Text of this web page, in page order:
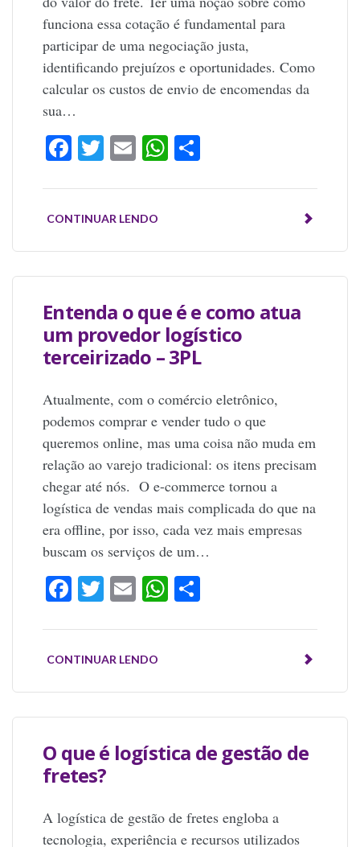
funciona essa cotação é fundamental para
participar de uma negociação justa,
identificando prejuízos e oportunidades. Como
calcular os custos de envio de encomendas da
sua…
Facebook
Twitter
EmailWhatsApp
CONTINUAR LENDO
Entenda o que é e como atua
um provedor logístico
terceirizado – 3PL
Atualmente, com o comércio eletrônico,
podemos comprar e vender tudo o que
queremos online, mas uma coisa não muda em
relação ao varejo tradicional: os itens precisam
chegar até nós. O e-commerce tornou a
logística de vendas mais complicada do que na
era offline, por isso, cada vez mais empresas
buscam os serviços de um…
Facebook
Twitter
EmailWhatsApp
CONTINUAR LENDO
O que é logística de gestão de
fretes?
A logística de gestão de fretes engloba a
tecnologia, experiência e recursos utilizados